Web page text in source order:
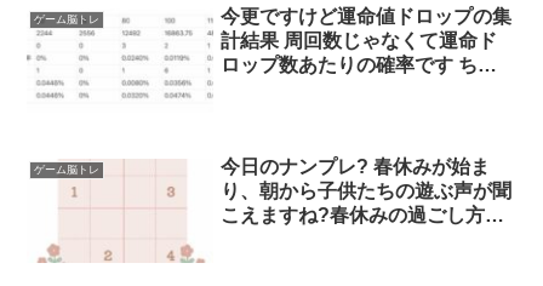
ファッション ↪︎60年代 18:23-趣
味発見
ゲーム脳トレ
今更ですけど運命値ドロップの集
計結果 周回数じゃなくて運命ド
ロップ数あたりの確率です ちな
数)
ゲーム脳トレ
今日のナンプレ? 春休みが始ま
り、朝から子供たちの遊ぶ声が聞
こえますね?春休みの過ごし方、